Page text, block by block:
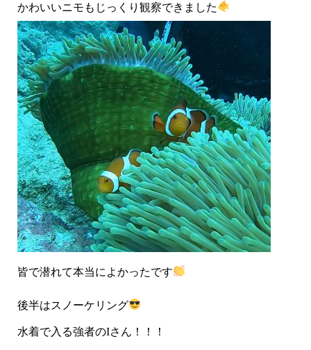
かわいいニモもじっくり観察できました
皆で潜れて本当によかったです
後半はスノーケリング
水着で入る強者のIさん！！！